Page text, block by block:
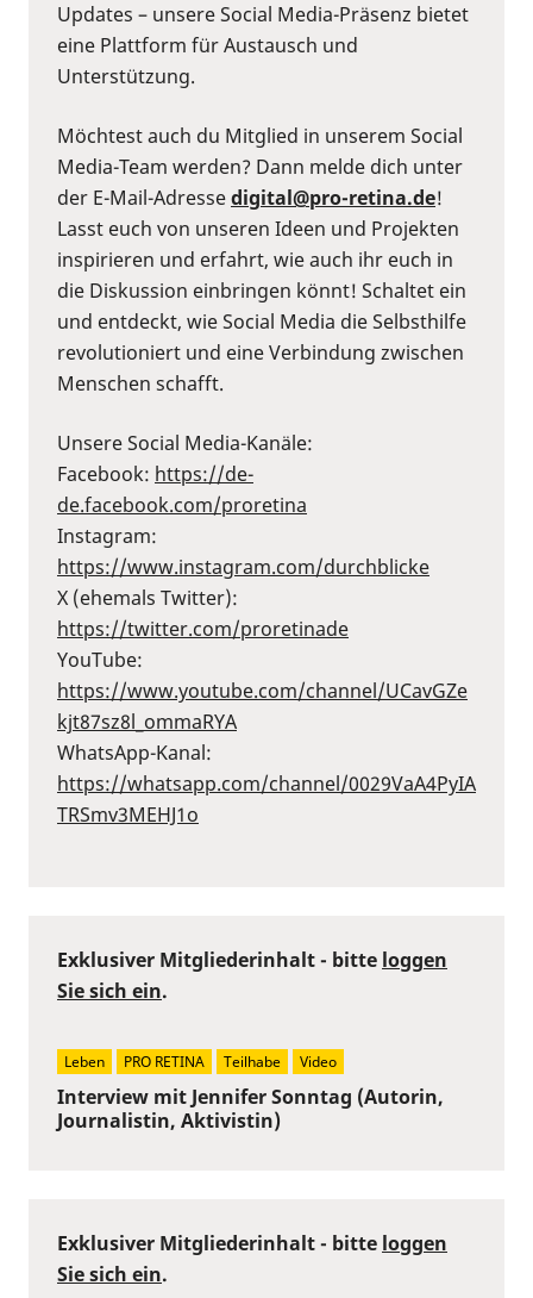
Updates – unsere Social Media-Präsenz bietet
eine Plattform für Austausch und
Unterstützung.
Möchtest auch du Mitglied in unserem Social
Media-Team werden? Dann melde dich unter
der E-Mail-Adressedigital@pro-retina.de!
Lasst euch von unseren Ideen und Projekten
inspirieren und erfahrt, wie auch ihr euch in
die Diskussion einbringen könnt! Schaltet ein
und entdeckt, wie Social Media die Selbsthilfe
revolutioniert und eine Verbindung zwischen
Menschen schafft.
Unsere Social Media-Kanäle:
Facebook: ⁠https://de-
de.facebook.com/proretina⁠
Instagram:
⁠https://www.instagram.com/durchblicke⁠
X (ehemals Twitter):
⁠https://twitter.com/proretinade⁠
YouTube:
⁠https://www.youtube.com/channel/UCavGZe
kjt87sz8l_ommaRYA⁠
WhatsApp-Kanal:
⁠https://whatsapp.com/channel/0029VaA4PyIA
TRSmv3MEHJ1o⁠
Interview mit Jennifer Sonntag (Autorin,
Journalistin, Aktivistin)
Exklusiver Mitgliederinhalt - bitte loggen
Sie sich ein.
Leben PRO RETINA Teilhabe Video
Exklusiver Mitgliederinhalt - bitte loggen
Sie sich ein.